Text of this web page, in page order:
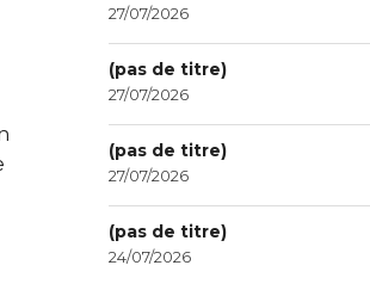
27/07/2026
(pas de titre)
27/07/2026
(pas de titre)
27/07/2026
(pas de titre)
24/07/2026